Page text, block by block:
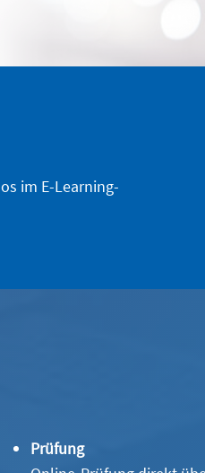
im E-Learning-
Prüfung